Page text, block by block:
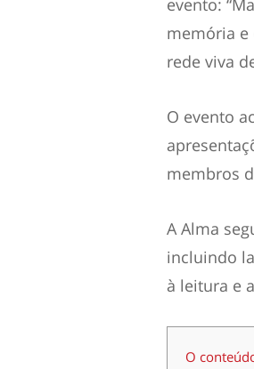
memória e
rede viva
O evento
membros
A Alma
incluindo
à leitura e
O